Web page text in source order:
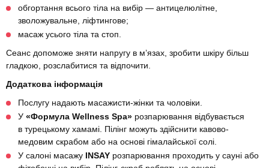
обгортання всього тіла на вибір — антицелюлітне,
зволожувальне, ліфтингове;
масаж усього тіла та стоп.
Сеанс допоможе зняти напругу в м’язах, зробити шкіру більш
гладкою, розслабитися та відпочити.
Додаткова інформація
Послугу надають масажисти-жінки та чоловіки.
У «Формула Wellness Spa» розпарювання відбувається
в турецькому хамамі. Пілінг можуть здійснити кавово-
медовим скрабом або на основі гімалайської солі.
У салоні масажу INSAY розпарювання проходить у сауні або